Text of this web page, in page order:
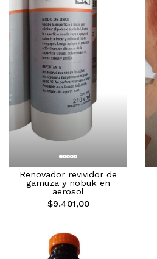
Renovador revividor de
gamuza y nobuk en
aerosol
$9.401,00